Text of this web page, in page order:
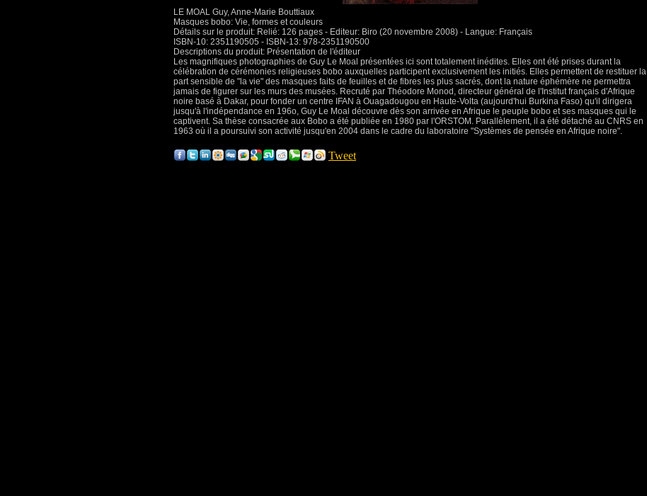
LE MOAL Guy, Anne-Marie Bouttiaux
Masques bobo: Vie, formes et couleurs
Détails sur le produit: Relié: 126 pages - Editeur: Biro (20 novembre 2008) - Langue: Français
ISBN-10: 2351190505 - ISBN-13: 978-2351190500
Descriptions du produit: Présentation de l'éditeur
Les magnifiques photographies de Guy Le Moal présentées ici sont totalement inédites. Elles ont été prises durant la
célébration de cérémonies religieuses bobo auxquelles participent exclusivement les initiés. Elles permettent de restituer la
part sensible de "la vie" des masques faits de feuilles et de fibres les plus sacrés, dont la nature éphémère ne permettra
jamais de figurer sur les murs des musées. Recruté par Théodore Monod, directeur général de l'Institut français d'Afrique
noire basé à Dakar, pour fonder un centre IFAN à Ouagadougou en Haute-Volta (aujourd'hui Burkina Faso) qu'il dirigera
jusqu'à l'indépendance en 196o, Guy Le Moal découvre dès son arrivée en Afrique le peuple bobo et ses masques qui le
captivent. Sa thèse consacrée aux Bobo a été publiée en 1980 par l'ORSTOM. Parallèlement, il a été détaché au CNRS en
1963 où il a poursuivi son activité jusqu'en 2004 dans le cadre du laboratoire "Systèmes de pensée en Afrique noire".
Tweet